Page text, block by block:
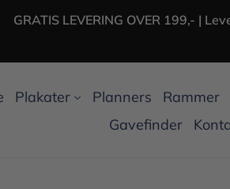
GRATIS LEVERING OVER 199,- |
Plakater Planners Rammer
Gavefinder